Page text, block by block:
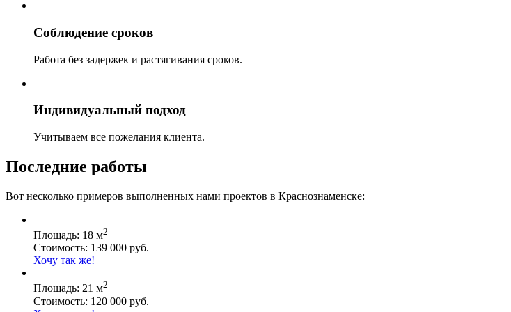
Соблюдение сроков
Работа без задержек и растягивания сроков.
Индивидуальный подход
Учитываем все пожелания клиента.
Последние работы
Вот несколько примеров выполненных нами проектов в Краснознаменске:
Площадь: 18 м2
Стоимость: 139 000 руб.
Хочу так же!
Площадь: 21 м2
Стоимость: 120 000 руб.